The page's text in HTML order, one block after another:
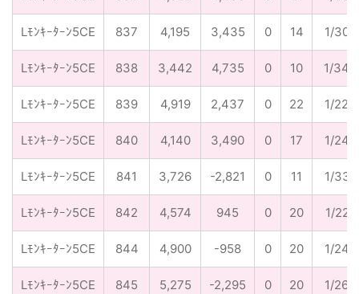
Lﾓﾝｷｰﾀｰﾝ5CE 837 4,195 3,435 0 14 1/300
Lﾓﾝｷｰﾀｰﾝ5CE 838 3,442 4,735 0 10 1/344
Lﾓﾝｷｰﾀｰﾝ5CE 839 4,919 2,437 0 22 1/224
Lﾓﾝｷｰﾀｰﾝ5CE 840 4,140 3,490 0 17 1/244
Lﾓﾝｷｰﾀｰﾝ5CE 841 3,726 -2,821 0 11 1/339
Lﾓﾝｷｰﾀｰﾝ5CE 842 4,574 945 0 20 1/229
Lﾓﾝｷｰﾀｰﾝ5CE 844 4,900 -958 0 20 1/245
Lﾓﾝｷｰﾀｰﾝ5CE 845 5,275 -2,295 0 20 1/264